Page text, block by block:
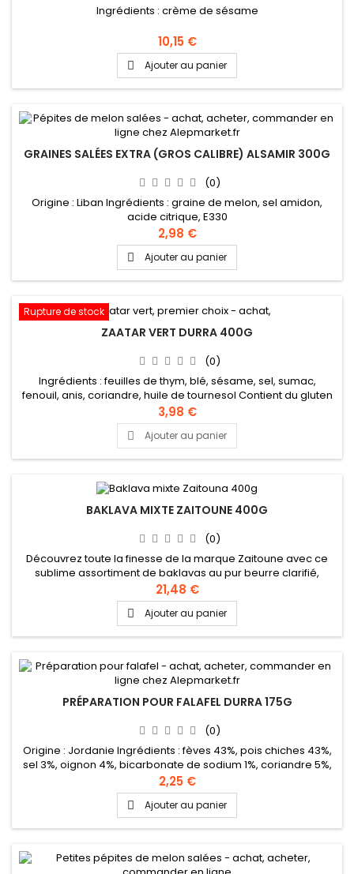
Ingrédients : crème de sésame
10,15 €
 Ajouter au panier
GRAINES SALÉES EXTRA (GROS CALIBRE) ALSAMIR 300G
(0)
Origine : Liban Ingrédients : graine de melon, sel amidon,
acide citrique, E330
2,98 €
 Ajouter au panier
Rupture de stock
ZAATAR VERT DURRA 400G
(0)
Ingrédients : feuilles de thym, blé, sésame, sel, sumac,
fenouil, anis, coriandre, huile de tournesol Contient du gluten
3,98 €
 Ajouter au panier
BAKLAVA MIXTE ZAITOUNE 400G
(0)
Découvrez toute la finesse de la marque Zaitoune avec ce
sublime assortiment de baklavas au pur beurre clarifié,
généreusement garni de pistaches et noix de cajou.
Ingrédients : Farine, beurre clarifié, sucre, amidon, sel, lait en
poudre, pistaches, noix de cajou Recette authentique
levantine
21,48 €
 Ajouter au panier
PRÉPARATION POUR FALAFEL DURRA 175G
(0)
Origine : Jordanie Ingrédients : fèves 43%, pois chiches 43%,
sel 3%, oignon 4%, bicarbonate de sodium 1%, coriandre 5%,
cumin 1%, curcuma, ail
2,25 €
 Ajouter au panier